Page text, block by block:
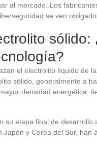
al mercado. Los
se ven
el electrolito líquido de
sólido, generalmente a
densidad energética,
su etapa final de desarrollo
Japón y Corea del Sur, han